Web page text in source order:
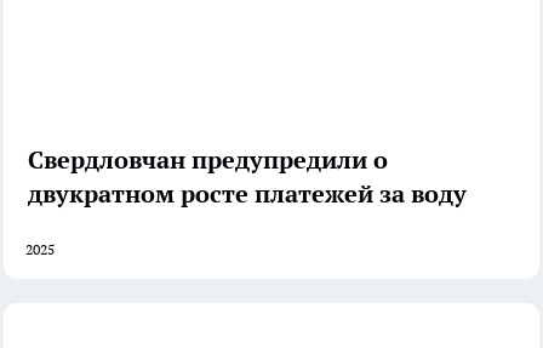
Свердловчан предупредили о
двукратном росте платежей за воду
2025